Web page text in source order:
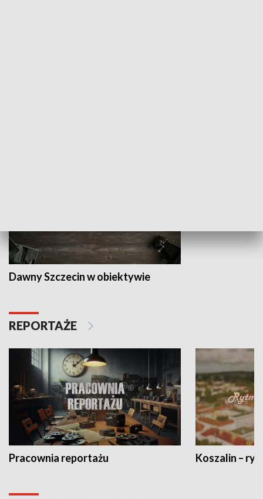
Dawny Szczecin w obiektywie
REPORTAŻE
Pracownia reportażu Koszalin –